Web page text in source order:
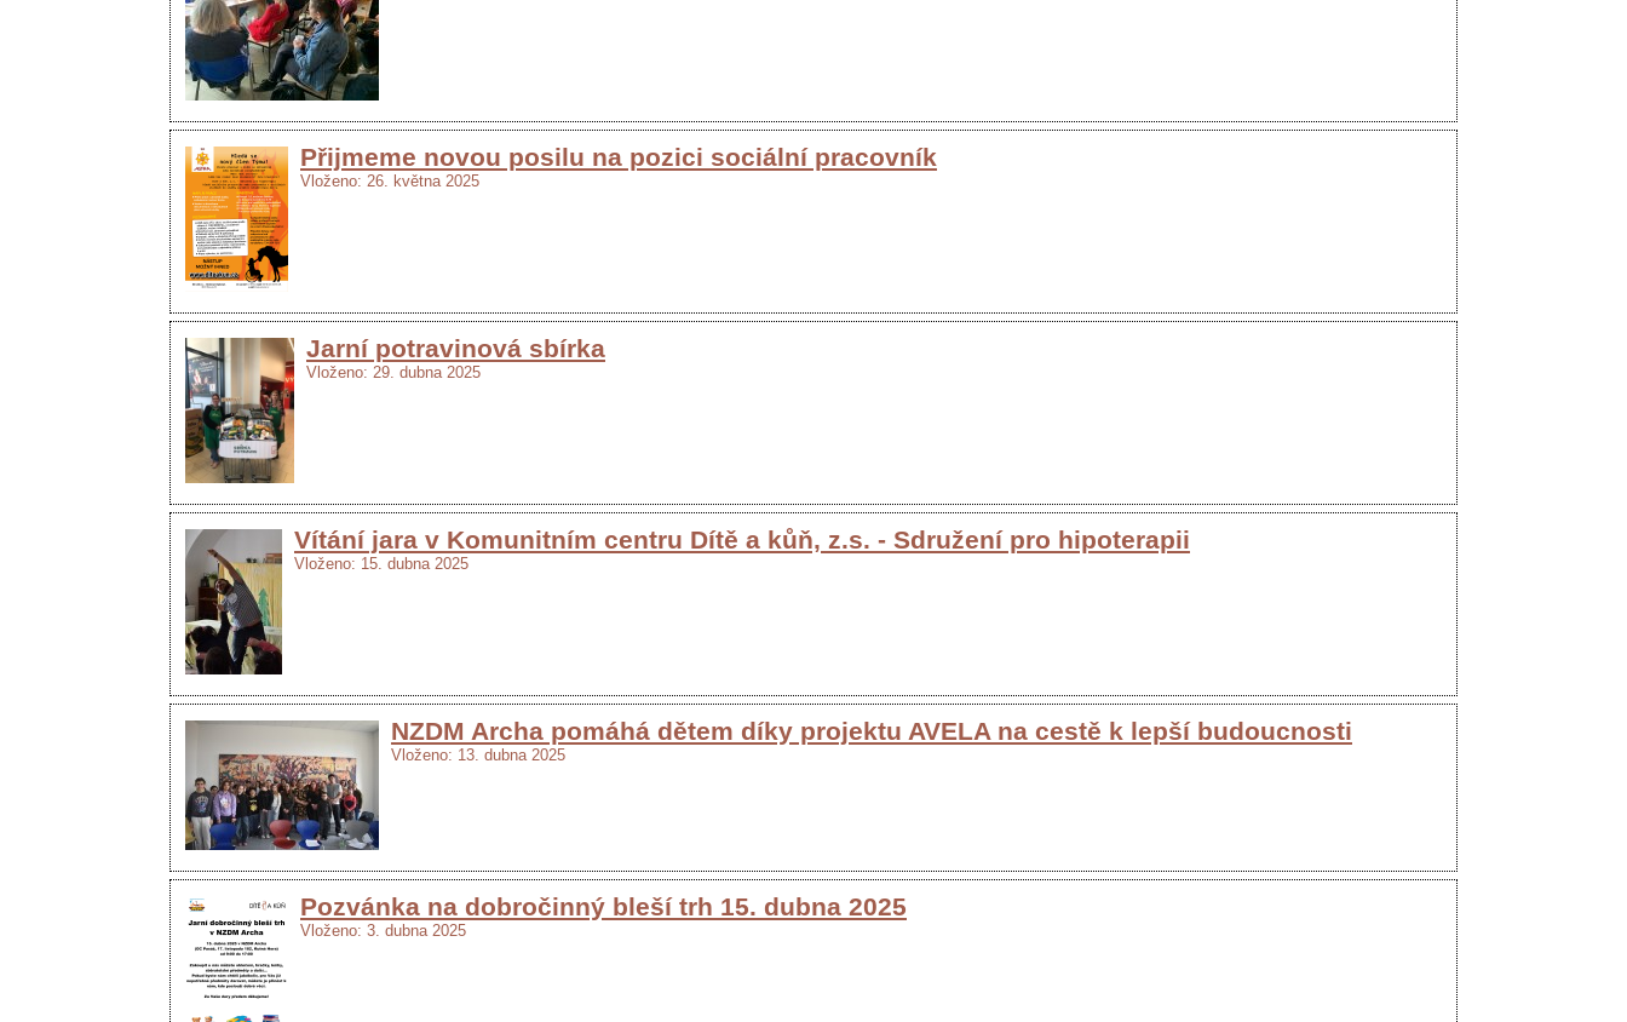
Přijmeme novou posilu na pozici sociální pracovník
Vloženo: 26. května 2025
Jarní potravinová sbírka
Vloženo: 29. dubna 2025
Vítání jara v Komunitním centru Dítě a kůň, z.s. - Sdružení pro hipoterapii
Vloženo: 15. dubna 2025
NZDM Archa pomáhá dětem díky projektu AVELA na cestě k lepší budoucnosti
Vloženo: 13. dubna 2025
Pozvánka na dobročinný bleší trh 15. dubna 2025
Vloženo: 3. dubna 2025